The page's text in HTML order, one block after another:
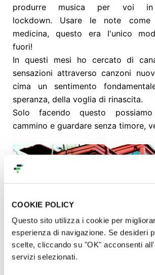
COOKIE POLICY
Questo sito utilizza i cookie per
esperienza di navigazione. Se desideri
scelte, cliccando su "OK" acconsenti
servizi selezionati.
produrre musica per voi
lockdown. Usare le note
medicina, questo era l'unico
fuori!
In questi mesi ho cercato di
sensazioni attraverso canzoni
cima un sentimento
speranza, della voglia di rinascita.
Solo facendo questo
cammino e guardare senza timore,